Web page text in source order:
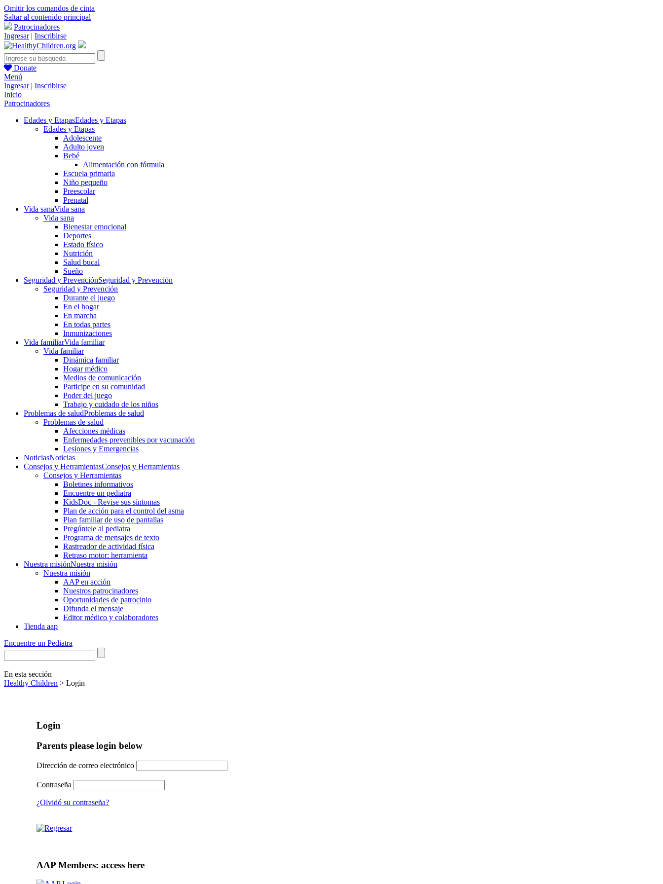
Omitir los comandos de cinta
Saltar al contenido principal
Patrocinadores
Ingresar| Inscribirse
Donate
Menú
Ingresar| Inscribirse
Inicio
Patrocinadores
Edades y EtapasEdades y Etapas
Edades y Etapas
Adolescente
Adulto joven
Bebé
Alimentación con fórmula
Escuela primaria
Niño pequeño
Preescolar
Prenatal
Vida sanaVida sana
Vida sana
Bienestar emocional
Deportes
Estado físico
Nutrición
Salud bucal
Sueño
Seguridad y PrevenciónSeguridad y Prevención
Seguridad y Prevención
Durante el juego
En el hogar
En marcha
En todas partes
Inmunizaciones
Vida familiarVida familiar
Vida familiar
Dinámica familiar
Hogar médico
Medios de comunicación
Participe en su comunidad
Poder del juego
Trabajo y cuidado de los niños
Problemas de saludProblemas de salud
Problemas de salud
Afecciones médicas
Enfermedades prevenibles por vacunación
Lesiones y Emergencias
NoticiasNoticias
Consejos y HerramientasConsejos y Herramientas
Consejos y Herramientas
Boletines informativos
Encuentre un pediatra
KidsDoc - Revise sus síntomas
Plan de acción para el control del asma
Plan familiar de uso de pantallas
Pregúntele al pediatra
Programa de mensajes de texto
Rastre​​ador de activida​d física
Retraso motor: herramienta
Nuestra misiónNuestra misión
Nuestra misión
AAP en acción
Nuestros patrocinadores
Oportunidades de patrocinio
Difunda el mensaje
Editor médico y colaboradores
Tienda aap
Encuentre un Pediatra
En esta sección
Healthy Children > Login
Login
Parents please login below
Dirección de correo electrónico
Contraseña
¿Olvidó su contraseña?
AAP Members: access here